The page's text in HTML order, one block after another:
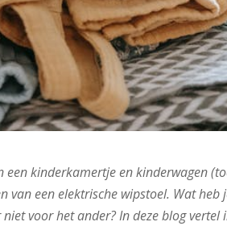
kinderkamertje en kinderwagen
van een elektrische wipstoel. Wat heb
voor het ander? In deze blog vertel